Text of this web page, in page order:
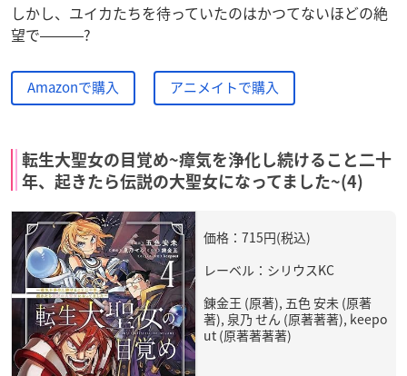
しかし、ユイカたちを待っていたのはかつてないほどの絶
望で―――?
Amazonで購入 アニメイトで購入
転生大聖女の目覚め~瘴気を浄化し続けること二十
年、起きたら伝説の大聖女になってました~(4)
価格：715円(税込)
レーベル：シリウスKC
錬金王 (原著), 五色 安未 (原著
著), 泉乃 せん (原著著著), keepo
ut (原著著著著)